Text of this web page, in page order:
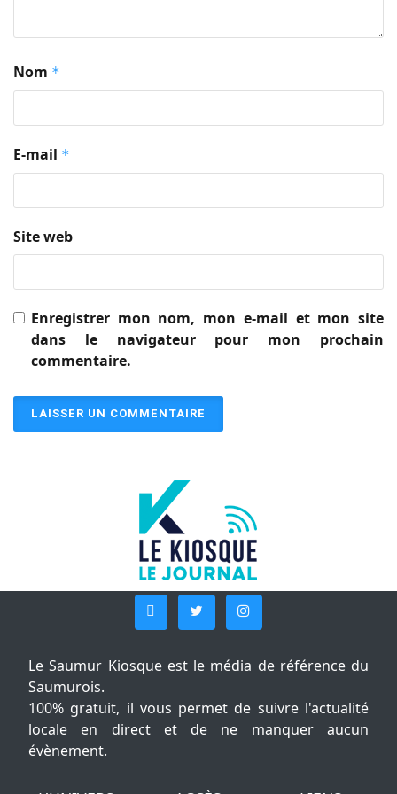
Nom *
E-mail *
Site web
Enregistrer mon nom, mon e-mail et mon site
dans le navigateur pour mon prochain
commentaire.
Le Saumur Kiosque est le média de référence du
Saumurois.
100% gratuit, il vous permet de suivre l'actualité
locale en direct et de ne manquer aucun
évènement.